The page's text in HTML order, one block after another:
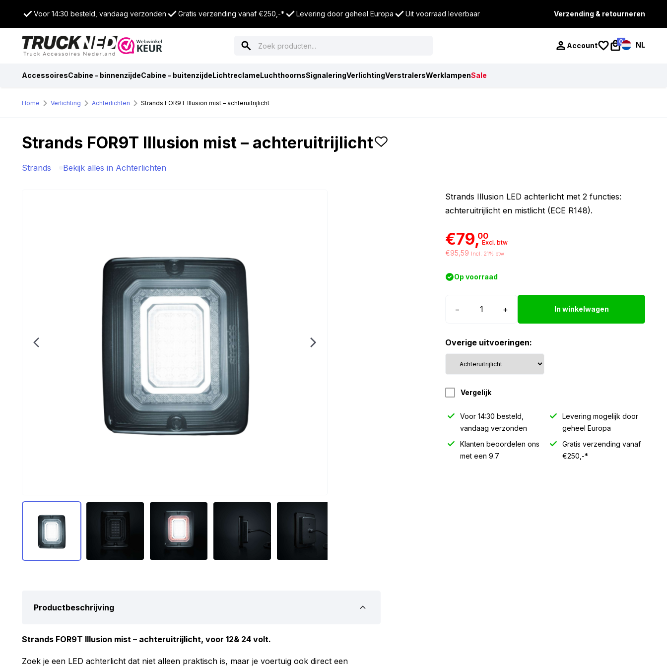
Voor 14:30 besteld, vandaag verzonden Gratis verzending vanaf €250,-* Levering door geheel Europa Uit voorraad leverbaar Verzending & retourneren
Account 0 NL
AccessoiresCabine - binnenzijdeCabine - buitenzijdeLichtreclameLuchthoornsSignaleringVerlichtingVerstralersWerklampenSale
Home Verlichting Achterlichten Strands FOR9T Illusion mist – achteruitrijlicht
Strands FOR9T Illusion mist – achteruitrijlicht
Strands Bekijk alles in Achterlichten
Strands Illusion LED achterlicht met 2 functies:
achteruitrijlicht en mistlicht (ECE R148).
€79,00
Excl. btw
€95,59 Incl. 21% btw
Op voorraad
−
mist
–
achteruitrijlicht
+ In winkelwagen
Overige uitvoeringen:
Vergelijk
Voor 14:30 besteld,
vandaag verzonden
Levering mogelijk door
geheel Europa
Klanten beoordelen ons
met een 9.7
Gratis verzending vanaf
€250,-*
Productbeschrijving
Strands FOR9T Illusion mist – achteruitrijlicht, voor 12& 24 volt.
Zoek je een LED achterlicht dat niet alleen praktisch is, maar je voertuig ook direct een